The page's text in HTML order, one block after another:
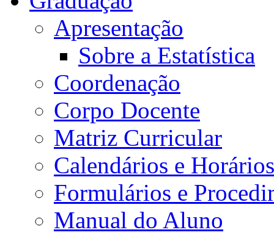
Apresentação
Sobre a Estatística
Coordenação
Corpo Docente
Matriz Curricular
Calendários e Horários
Formulários e
Manual do Aluno